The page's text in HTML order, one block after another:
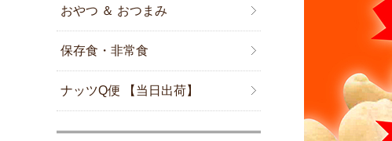
おやつ ＆ おつまみ
保存食・非常食
ナッツQ便 【当日出荷】